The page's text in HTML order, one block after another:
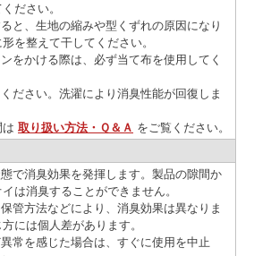
ださい。
と、生地の縮みや型くずれの原因になり
を整えて干してください。
をかける際は、必ず当て布を使用してく
ださい。洗濯により消臭性能が回復しま
取り扱い方法・Ｑ＆Ａ をご覧ください。
で消臭効果を発揮します。製品の隙間か
は消臭することができません。
管方法などにより、消臭効果は異なりま
には個人差があります。
常を感じた場合は、すぐに使用を中止